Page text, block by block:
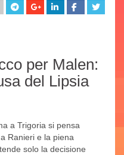
per Malen:
del Lipsia
a Trigoria si pensa
Ranieri e la piena
solo la decisione